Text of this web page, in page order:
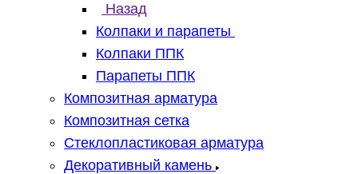
Назад
Колпаки и парапеты
Колпаки ППК
Парапеты ППК
Композитная арматура
Композитная сетка
Стеклопластиковая арматура
Декоративный камень